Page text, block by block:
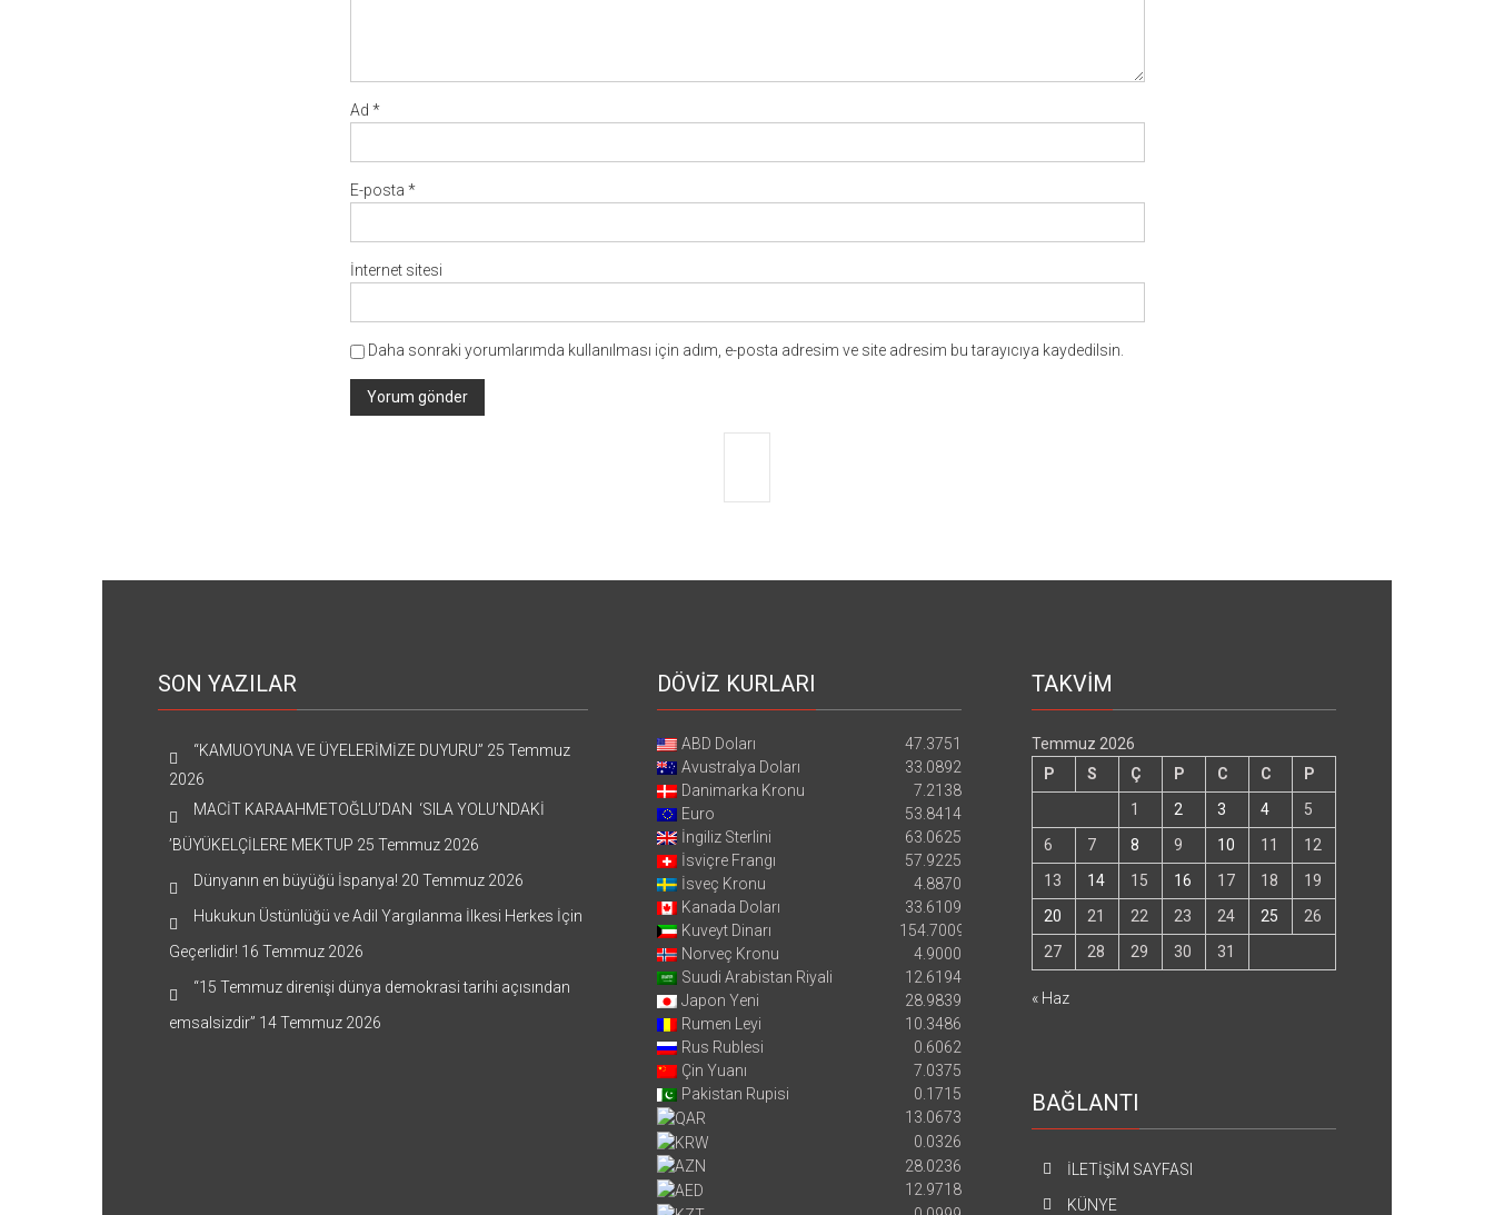
Ad *
E-posta *
İnternet sitesi
Daha sonraki yorumlarımda kullanılması için adım, e-posta adresim ve site adresim bu tarayıcıya kaydedilsin.
SON YAZILAR
“KAMUOYUNA VE ÜYELERİMİZE DUYURU” 25 Temmuz
2026
MACİT KARAAHMETOĞLU’DAN ‘SILA YOLU’NDAKİ
’BÜYÜKELÇİLERE MEKTUP 25 Temmuz 2026
Dünyanın en büyüğü İspanya! 20 Temmuz 2026
Hukukun Üstünlüğü ve Adil Yargılanma İlkesi Herkes İçin
Geçerlidir! 16 Temmuz 2026
“15 Temmuz direnişi dünya demokrasi tarihi açısından
emsalsizdir” 14 Temmuz 2026
DÖVİZ KURLARI
ABD Doları
47.3751
Avustralya Doları
33.0892
Danimarka Kronu
7.2138
Euro
53.8414
İngiliz Sterlini
63.0625
İsviçre Frangı
57.9225
İsveç Kronu
4.8870
Kanada Doları
33.6109
Kuveyt Dinarı
154.7009
Norveç Kronu
4.9000
Suudi Arabistan Riyali
12.6194
Japon Yeni
28.9839
Rumen Leyi
10.3486
Rus Rublesi
0.6062
Çin Yuanı
7.0375
Pakistan Rupisi
0.1715
13.0673
0.0326
28.0236
12.9718
TAKVİM
Temmuz 2026
P
S Ç P C C
P
1
2 3 4
5
6
7 8 9 10 11
12
13
14 15 16 17 18
19
20
21 22 23 24 25
26
27
28 29 30 31
« Haz
BAĞLANTI
İLETİŞİM SAYFASI
KÜNYE